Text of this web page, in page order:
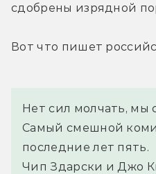
сдобрены изрядной
Вот что пишет
Нет сил молчать, мы
Самый смешной
последние лет пять.
Чип Здарски и Джо